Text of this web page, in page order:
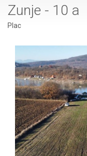
Zunje - 10 a
Plac